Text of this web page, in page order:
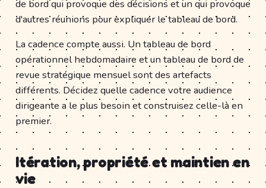
de bord qui provoque des décisions et un qui provoque
d'autres réunions pour expliquer le tableau de bord.
La cadence compte aussi. Un tableau de bord
opérationnel hebdomadaire et un tableau de bord de
revue stratégique mensuel sont des artefacts
différents. Décidez quelle cadence votre audience
dirigeante a le plus besoin et construisez celle-là en
premier.
Itération, propriété et maintien en
vie